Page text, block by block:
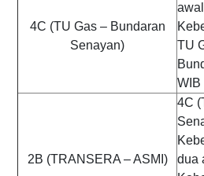
4C (TU Gas – Bundaran
Senayan)
TU
WIB
2B (TRANSERA – ASMI)
4C
dua